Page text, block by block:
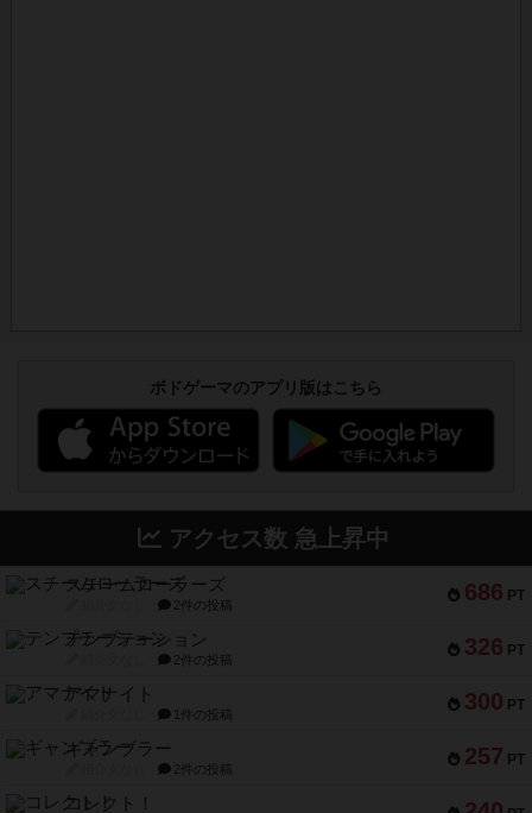
ボドゲーマのアプリ版はこちら
アクセス数 急上昇中
686 PT
スチームローラーズ
2件の投稿
326 PT
テンプテーション
2件の投稿
300 PT
アマナイト
1件の投稿
257 PT
ギャンブラー
2件の投稿
コレクト！